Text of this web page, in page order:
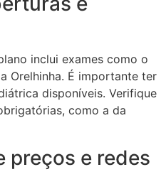
inclui exames como o
Orelhinha. É importante ter
disponíveis. Verifique
como a da
preços e redes